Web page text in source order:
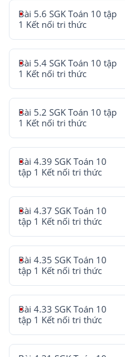
Bài 5.6 SGK Toán 10 tập
1 Kết nối tri thức
Bài 5.4 SGK Toán 10 tập
1 Kết nối tri thức
Bài 5.2 SGK Toán 10 tập
1 Kết nối tri thức
Bài 4.39 SGK Toán 10
tập 1 Kết nối tri thức
Bài 4.37 SGK Toán 10
tập 1 Kết nối tri thức
Bài 4.35 SGK Toán 10
tập 1 Kết nối tri thức
Bài 4.33 SGK Toán 10
tập 1 Kết nối tri thức